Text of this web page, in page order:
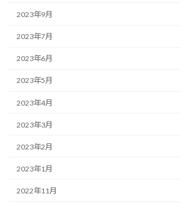
2023年9月
2023年7月
2023年6月
2023年5月
2023年4月
2023年3月
2023年2月
2023年1月
2022年11月